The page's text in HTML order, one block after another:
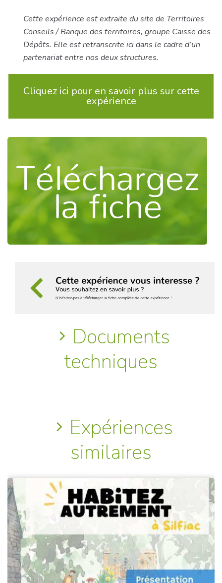
Cette expérience est extraite du site de Territoires
Conseils / Banque des territoires, groupe Caisse des
Dépôts. Elle est retranscrite ici dans le cadre d’un
partenariat entre nos deux structures.
Cliquez ici pour en savoir plus sur cette
expérience
Documents
techniques
Expériences
similaires